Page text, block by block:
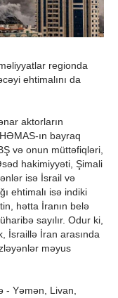
regionda
ehtimalını da
aktorların
ın bayraq
və onun müttəfiqləri,
hakimiyyəti, Şimali
isə İsrail və
ehtimalı isə indiki
hətta İranın belə
sayılır. Odur ki,
İsraillə İran arasında
məyus
- Yəmən, Livan,